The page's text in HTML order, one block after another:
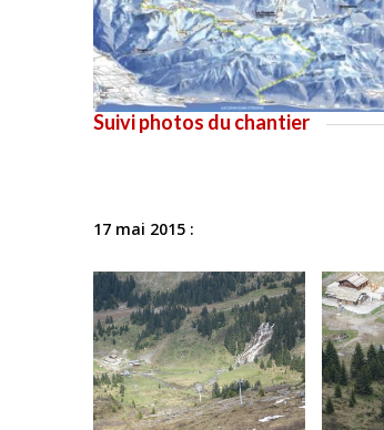
Suivi photos du chantier
17 mai 2015 :